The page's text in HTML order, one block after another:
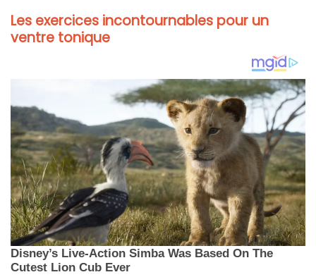
Les exercices incontournables pour un
ventre tonique